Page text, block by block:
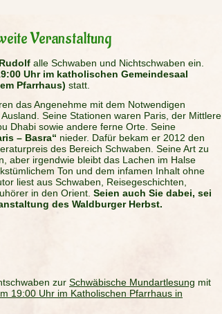
Veranstaltung
alle Schwaben und Nichtschwaben ein.
Uhr im katholischen Gemeindesaal
Pfarrhaus) statt.
das Angenehme mit dem Notwendigen
Seine Stationen waren Paris, der Mittlere
Dhabi sowie andere ferne Orte. Seine
– Basra“ nieder. Dafür bekam er 2012 den
des Bereich Schwaben. Seine Art zu
aber irgendwie bleibt das Lachen im Halse
Ton und dem infamen Inhalt ohne
liest aus Schwaben, Reisegeschichten,
in den Orient. Seien auch Sie dabei, sei
des Waldburger Herbst.
zur Schwäbische Mundartlesung mit
19:00 Uhr im Katholischen Pfarrhaus in